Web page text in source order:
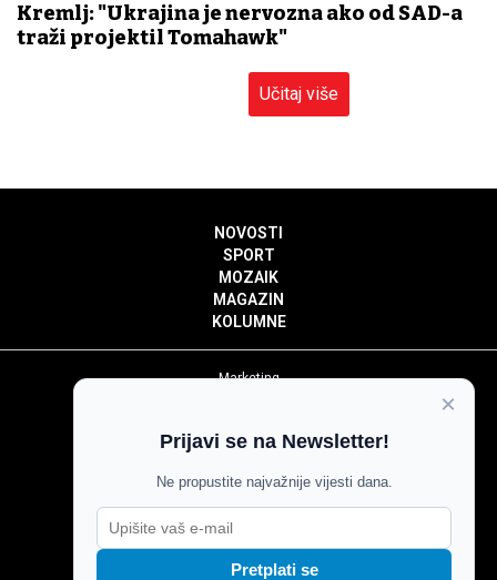
Kremlj: "Ukrajina je nervozna ako od SAD-a
traži projektil Tomahawk"
Učitaj više
NOVOSTI
SPORT
MOZAIK
MAGAZIN
KOLUMNE
Marketing
Impressum
Pravila komentiranja
Agroglas
×
Prijavi se na Newsletter!
Ne propustite najvažnije vijesti dana.
Pretplati se